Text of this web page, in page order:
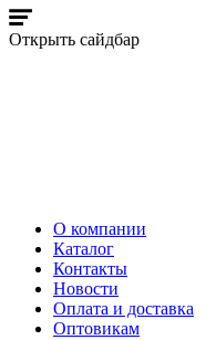
Открыть сайдбар
О компании
Каталог
Контакты
Новости
Оплата и доставка
Оптовикам